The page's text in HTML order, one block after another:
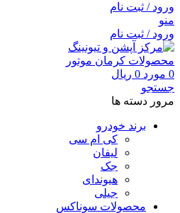
ورود / ثبت نام
منو
ورود / ثبت نام
0 مورد 0 ریال
جستجو
مرور دسته ها
برند خودرو
کی ام سی
لیفان
جک
هیوندای
جیلی
محصولات سوناکس